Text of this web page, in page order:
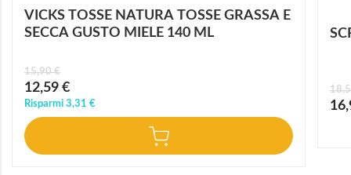
VICKS TOSSE NATURA TOSSE GRASSA E
SECCA GUSTO MIELE 140 ML
Prezzo
speciale
12,59 €
15,90 €
Risparmi 3,31 €